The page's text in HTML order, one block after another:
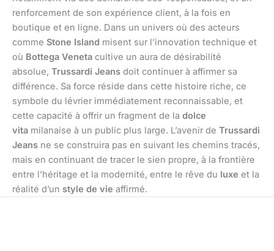
renforcement de son expérience client, à la fois en
boutique et en ligne. Dans un univers où des acteurs
comme Stone Island misent sur l’innovation technique et
où Bottega Veneta cultive un aura de désirabilité
absolue, Trussardi Jeans doit continuer à affirmer sa
différence. Sa force réside dans cette histoire riche, ce
symbole du lévrier immédiatement reconnaissable, et
cette capacité à offrir un fragment de la dolce
vita milanaise à un public plus large. L’avenir de Trussardi
Jeans ne se construira pas en suivant les chemins tracés,
mais en continuant de tracer le sien propre, à la frontière
entre l’héritage et la modernité, entre le rêve du luxe et la
réalité d’un style de vie affirmé.